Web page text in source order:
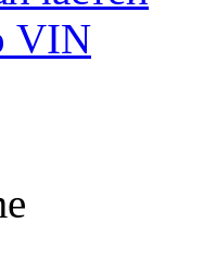
VIN